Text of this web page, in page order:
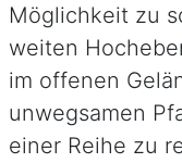
Möglichkeit zu
weiten
im offenen
unwegsamen
einer Reihe zu